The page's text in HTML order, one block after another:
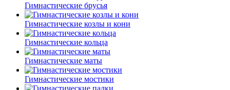
Гимнастические брусья
Гимнастические козлы и кони
Гимнастические кольца
Гимнастические маты
Гимнастические мостики